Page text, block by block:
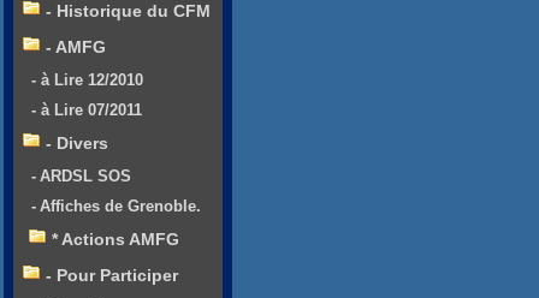
- Historique du CFM
- AMFG
- à Lire 12/2010
- à Lire 07/2011
- Divers
- ARDSL SOS
- Affiches de Grenoble.
* Actions AMFG
- Pour Participer